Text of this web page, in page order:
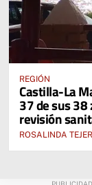
REGIÓN
Castilla-La
37 de sus
revisión
ROSALINDA